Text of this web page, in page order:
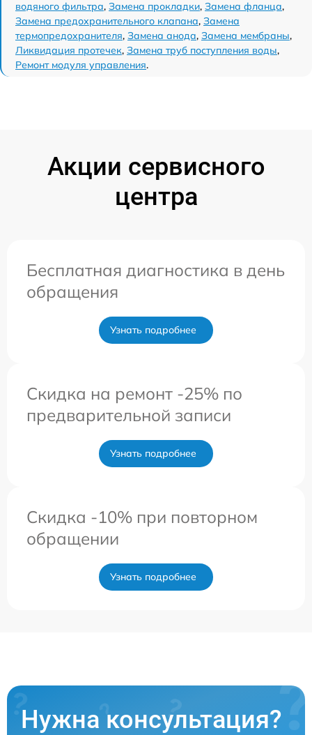
водяного фильтра, Замена прокладки, Замена фланца,
Замена предохранительного клапана, Замена
термопредохранителя, Замена анода, Замена мембраны,
Ликвидация протечек, Замена труб поступления воды,
Ремонт модуля управления.
Акции сервисного
центра
Бесплатная диагностика в день
обращения
Узнать подробнее
Скидка на ремонт -25% по
предварительной записи
Узнать подробнее
Скидка -10% при повторном
обращении
Узнать подробнее
Нужна консультация?